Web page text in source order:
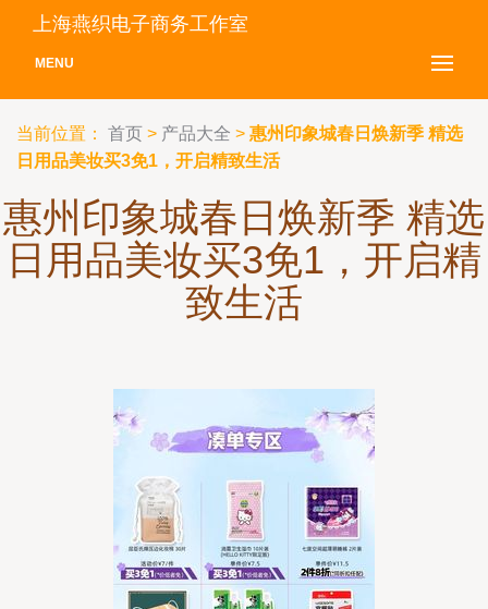
上海燕织电子商务工作室
MENU
当前位置： 首页 > 产品大全 > 惠州印象城春日焕新季 精选
日用品美妆买3免1，开启精致生活
惠州印象城春日焕新季 精选
日用品美妆买3免1，开启精
致生活